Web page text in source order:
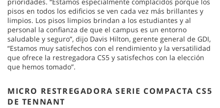
prioridades. “Estamos especialmente complacidos porque los
pisos en todos los edificios se ven cada vez más brillantes y
limpios. Los pisos limpios brindan a los estudiantes y al
personal la confianza de que el campus es un entorno
saludable y seguro”, dijo Davis Hilton, gerente general de GDI,
“Estamos muy satisfechos con el rendimiento y la versatilidad
que ofrece la restregadora CS5 y satisfechos con la elección
que hemos tomado”.
MICRO RESTREGADORA SERIE COMPACTA CS5
DE TENNANT